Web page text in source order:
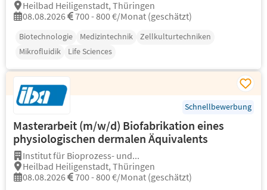
Heilbad Heiligenstadt, Thüringen
08.08.2026
700 - 800 €/Monat (geschätzt)
Biotechnologie Medizintechnik
Zellkulturtechniken
Mikrofluidik
Life Sciences
Schnellbewerbung
Masterarbeit (m/w/d) Biofabrikation eines
physiologischen dermalen Äquivalents
Institut für Bioprozess- und...
Heilbad Heiligenstadt, Thüringen
08.08.2026
700 - 800 €/Monat (geschätzt)